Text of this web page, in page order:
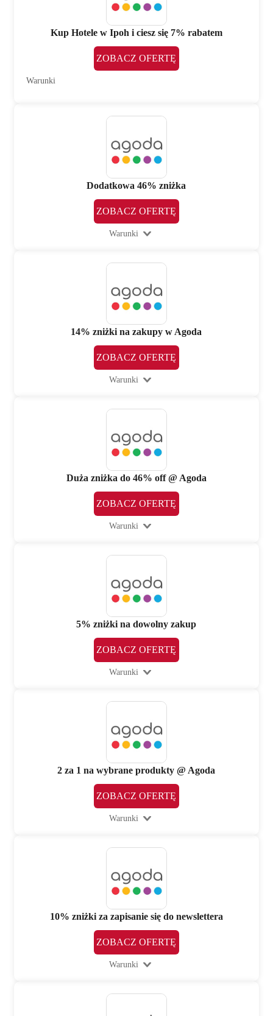
Kup Hotele w Ipoh i ciesz się 7% rabatem
ZOBACZ OFERTĘ
Warunki
Dodatkowa 46% zniżka
ZOBACZ OFERTĘ
Warunki
14% zniżki na zakupy w Agoda
ZOBACZ OFERTĘ
Warunki
Duża zniżka do 46% off @ Agoda
ZOBACZ OFERTĘ
Warunki
5% zniżki na dowolny zakup
ZOBACZ OFERTĘ
Warunki
2 za 1 na wybrane produkty @ Agoda
ZOBACZ OFERTĘ
Warunki
10% zniżki za zapisanie się do newslettera
ZOBACZ OFERTĘ
Warunki